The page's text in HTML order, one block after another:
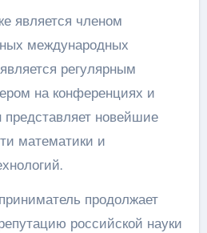
является членом
международных
регулярным
на конференциях и
представляет новейшие
математики и
продолжает
российской науки